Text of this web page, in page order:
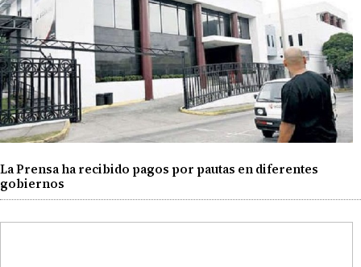
La Prensa ha recibido pagos por pautas en diferentes
gobiernos